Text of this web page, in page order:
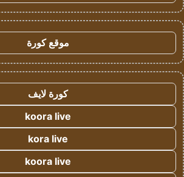
موقع كورة
كورة لايف
koora live
kora live
koora live